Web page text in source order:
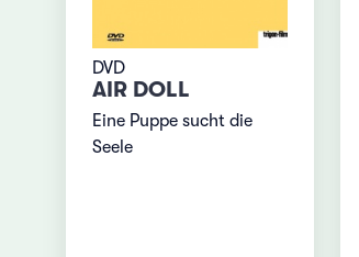
DVD
AIR DOLL
Eine Puppe sucht die
Seele